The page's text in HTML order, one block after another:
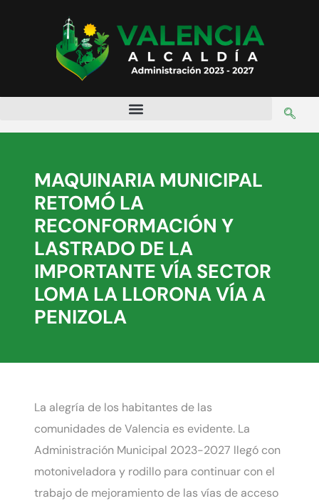
MAQUINARIA MUNICIPAL
RETOMÓ LA
RECONFORMACIÓN Y
LASTRADO DE LA
IMPORTANTE VÍA SECTOR
LOMA LA LLORONA VÍA A
PENIZOLA
La alegría de los habitantes de las
comunidades de Valencia es evidente. La
Administración Municipal 2023-2027 llegó con
motoniveladora y rodillo para continuar con el
trabajo de mejoramiento de las vías de acceso